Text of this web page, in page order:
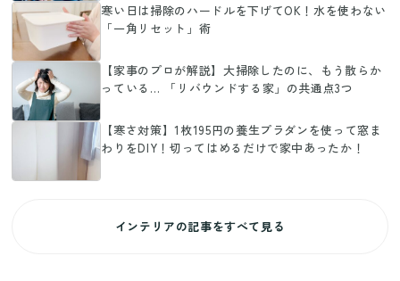
寒い日は掃除のハードルを下げてOK！水を使わない
「一角リセット」術
【家事のプロが解説】大掃除したのに、もう散らか
っている… 「リバウンドする家」の共通点3つ
【寒さ対策】1枚195円の養生プラダンを使って窓ま
わりをDIY！切ってはめるだけで家中あったか！
インテリアの記事をすべて見る